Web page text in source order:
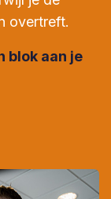
overtreft.
blok aan je